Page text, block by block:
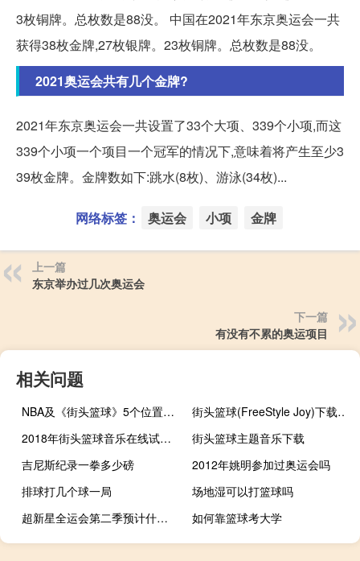
3枚铜牌。总枚数是88没。 中国在2021年东京奥运会一共
获得38枚金牌,27枚银牌。23枚铜牌。总枚数是88没。
2021奥运会共有几个金牌?
2021年东京奥运会一共设置了33个大项、339个小项,而这
339个小项一个项目一个冠军的情况下,意味着将产生至少3
39枚金牌。金牌数如下:跳水(8枚)、游泳(34枚)...
网络标签： 奥运会 小项 金牌
上一篇
东京举办过几次奥运会
下一篇
有没有不累的奥运项目
相关问题
NBA及《街头篮球》5个位置的详细介绍
街头篮球(FreeStyle Joy)下载(电脑、安卓和IOS所有版本)
2018年街头篮球音乐在线试听及下载
街头篮球主题音乐下载
吉尼斯纪录一拳多少磅
2012年姚明参加过奥运会吗
排球打几个球一局
场地湿可以打篮球吗
超新星全运会第二季预计什么时候
如何靠篮球考大学
滑雪大冒险雪地之翼技能是啥
奥运会在哪里举行2028